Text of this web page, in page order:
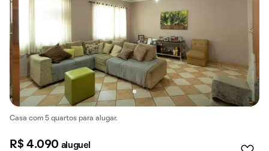
Casa com 5 quartos para alugar.
R$ 4.090 aluguel